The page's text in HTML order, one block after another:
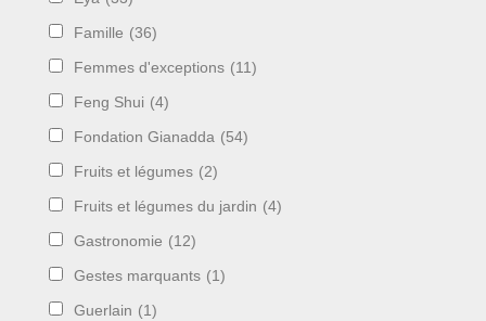
Famille (36)
Femmes d'exceptions (11)
Feng Shui (4)
Fondation Gianadda (54)
Fruits et légumes (2)
Fruits et légumes du jardin (4)
Gastronomie (12)
Gestes marquants (1)
Guerlain (1)